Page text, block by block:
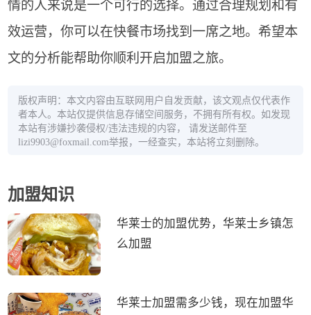
情的人来说是一个可行的选择。通过合理规划和有
效运营，你可以在快餐市场找到一席之地。希望本
文的分析能帮助你顺利开启加盟之旅。
版权声明：本文内容由互联网用户自发贡献，该文观点仅代表作
者本人。本站仅提供信息存储空间服务，不拥有所有权。如发现
本站有涉嫌抄袭侵权/违法违规的内容， 请发送邮件至
lizi9903@foxmail.com举报，一经查实，本站将立刻删除。
加盟知识
华莱士的加盟优势，华莱士乡镇怎
么加盟
华莱士加盟需多少钱，现在加盟华